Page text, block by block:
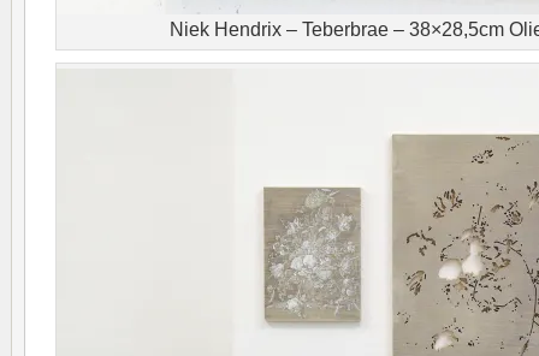
Niek Hendrix – Teberbrae – 38×28,5cm